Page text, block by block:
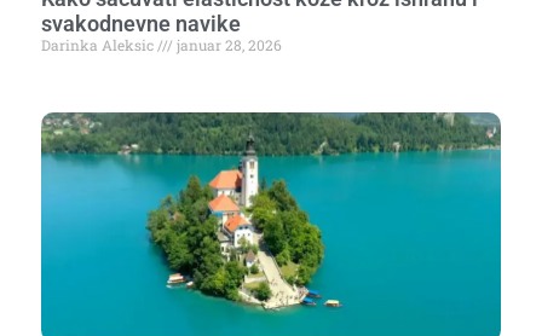
svakodnevne navike
Darinka Aleksic januar 28, 2026